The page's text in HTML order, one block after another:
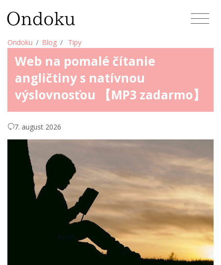
Ondoku Blog Tipy
Web na pomalé čítanie
angličtiny s natívnou
výslovnosťou 【MP3 zadarmo】
7. august 2026